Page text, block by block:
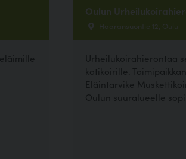
Oulun
Haaransuontie 12, Oulu
Urheilukoirahierontaa
kotikoirille.
Eläintarvike
Oulun suuralueelle